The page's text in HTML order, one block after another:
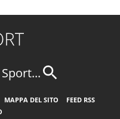
MAPPA DEL SITO
FEED RSS